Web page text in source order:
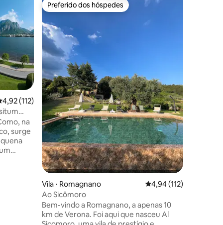
de uma avaliação média de 5, 112 avaliações
4,92 (112)
na
surge
Preferido dos hóspedes
Preferido dos hóspedes
Vila ⋅ Romagnano 4,94 de uma avaliação
4,94 (112)
Ao Sicômoro
Bem-vindo a Romagnano, a apenas 10
km de Verona. Foi aqui que nasceu Al